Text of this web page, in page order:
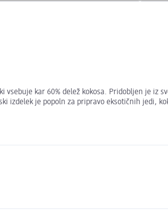
vsebuje kar 60% delež kokosa. Pridobljen je
izdelek je popoln za pripravo eksotičnih jedi,